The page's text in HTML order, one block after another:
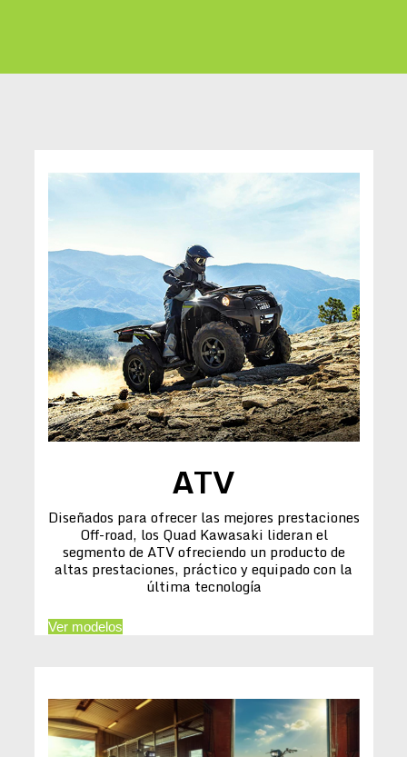
ATV
Diseñados para ofrecer las mejores prestaciones
Off-road, los Quad Kawasaki lideran el
segmento de ATV ofreciendo un producto de
altas prestaciones, práctico y equipado con la
última tecnología
Ver modelos